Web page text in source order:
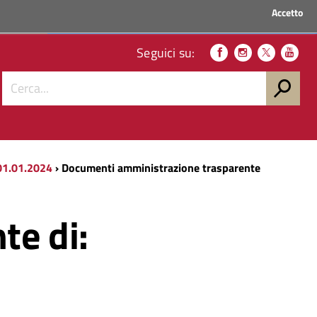
Accetto
Seguici su:
› Documenti amministrazione trasparente
di: